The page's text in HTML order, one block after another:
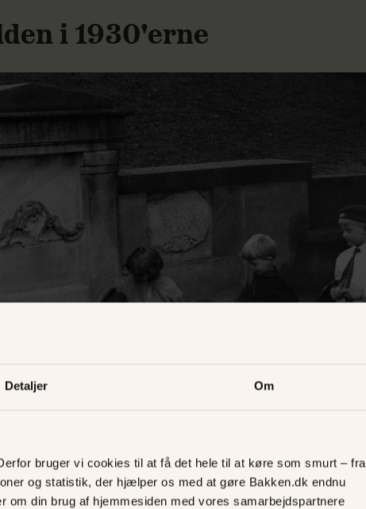
Detaljer Om
bruger vi cookies til at få det hele til at køre som smurt – fra
og statistik, der hjælper os med at gøre Bakken.dk endnu
din brug af hjemmesiden med vores samarbejdspartnere
i 1930'erne